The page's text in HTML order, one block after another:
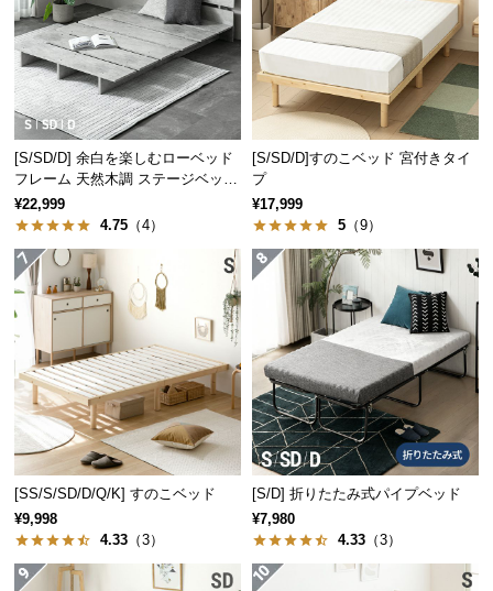
い
て
会
員
規
約
つ
て
お
様
[S/SD/D] 余白を楽しむローベッド
フレーム 天然木調 ステージベッド
2口コンセントタイプ
¥22,999
4.75 （4）
[S/SD/D]すのこベッド 宮付きタイ
プ
¥17,999
5 （9）
[SS/S/SD/D/Q/K] すのこベッド
¥9,998
4.33 （3）
[S/D] 折りたたみ式パイプベッド
¥7,980
4.33 （3）